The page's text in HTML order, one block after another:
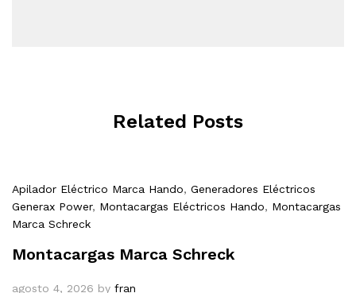
Related Posts
Apilador Eléctrico Marca Hando, Generadores Eléctricos
Generax Power, Montacargas Eléctricos Hando, Montacargas
Marca Schreck
Montacargas Marca Schreck
agosto 4, 2026 by fran